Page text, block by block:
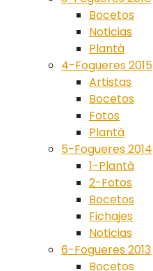
Bocetos
Noticias
Plantà
4-Fogueres 2015
Artistas
Bocetos
Fotos
Plantà
5-Fogueres 2014
1-Plantà
2-Fotos
Bocetos
Fichajes
Noticias
6-Fogueres 2013
Bocetos